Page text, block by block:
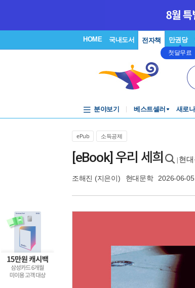
HOME 국내도서 전자책 만권당
첫달무료
분야보기 베스트셀러 새로
ePub 소득공제
[eBook] 우리 세희 현
조해진 (지은이) 현대문학 2026-06-